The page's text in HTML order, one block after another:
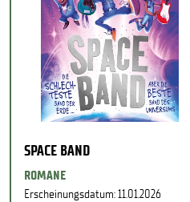
SPACE BAND
ROMANE
Erscheinungsdatum: 11.01.2026